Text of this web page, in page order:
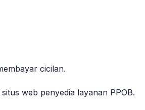
cicilan.
web penyedia layanan PPOB.